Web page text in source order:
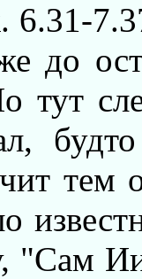
до
тут
тем
"Сам